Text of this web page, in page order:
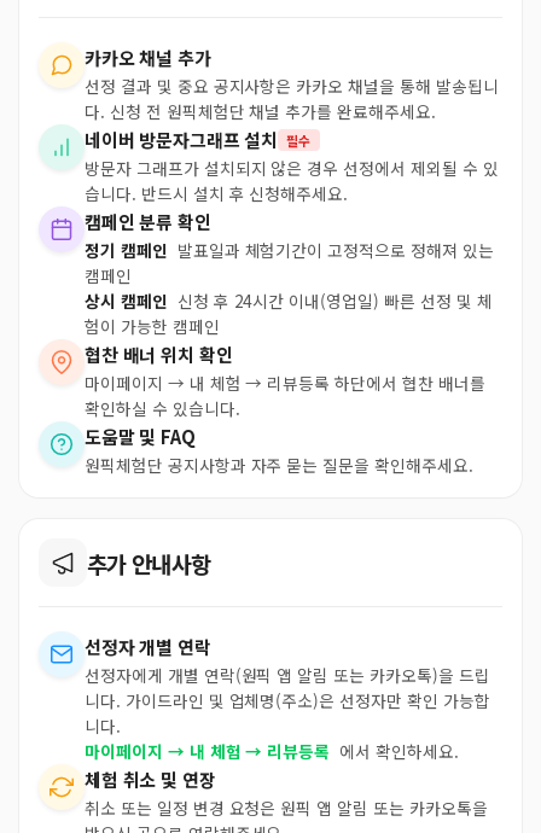
카카오 채널 추가
선정 결과 및 중요 공지사항은 카카오 채널을 통해 발송됩니
다. 신청 전 원픽체험단 채널 추가를 완료해주세요.
네이버 방문자그래프 설치 필수
방문자 그래프가 설치되지 않은 경우 선정에서 제외될 수 있
습니다. 반드시 설치 후 신청해주세요.
캠페인 분류 확인
정기 캠페인 발표일과 체험기간이 고정적으로 정해져 있는
캠페인
상시 캠페인 신청 후 24시간 이내(영업일) 빠른 선정 및 체
험이 가능한 캠페인
협찬 배너 위치 확인
마이페이지 → 내 체험 → 리뷰등록 하단에서 협찬 배너를
확인하실 수 있습니다.
도움말 및 FAQ
원픽체험단 공지사항과 자주 묻는 질문을 확인해주세요.
추가 안내사항
선정자 개별 연락
선정자에게 개별 연락(원픽 앱 알림 또는 카카오톡)을 드립
니다. 가이드라인 및 업체명(주소)은 선정자만 확인 가능합
니다.
마이페이지 → 내 체험 → 리뷰등록 에서 확인하세요.
체험 취소 및 연장
취소 또는 일정 변경 요청은 원픽 앱 알림 또는 카카오톡을